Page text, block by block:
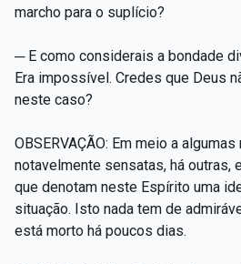
marcho para o suplício?
─ E como considerais a bondade
Era impossível. Credes que Deus
neste caso?
OBSERVAÇÃO: Em meio a
notavelmente sensatas, há outras,
que denotam neste Espírito uma
situação. Isto nada tem de
está morto há poucos dias.